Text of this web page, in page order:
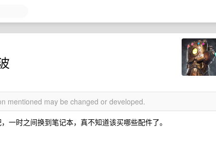
mentioned may be changed or developed.
一时之间换到笔记本，真不知道该买哪些配件了。